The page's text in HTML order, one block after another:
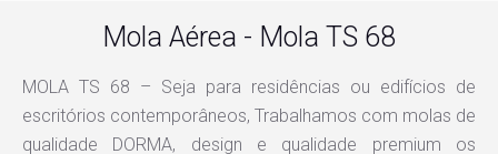
Mola Aérea - Mola TS 68
MOLA TS 68 – Seja para residências ou edifícios de
escritórios contemporâneos, Trabalhamos com molas de
qualidade DORMA, design e qualidade premium os